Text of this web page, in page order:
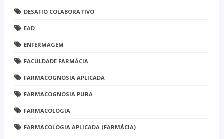
DESAFIO COLABORATIVO
EAD
ENFERMAGEM
FACULDADE FARMÁCIA
FARMACOGNOSIA APLICADA
FARMACOGNOSIA PURA
FARMACOLOGIA
FARMACOLOGIA APLICADA (FARMÁCIA)